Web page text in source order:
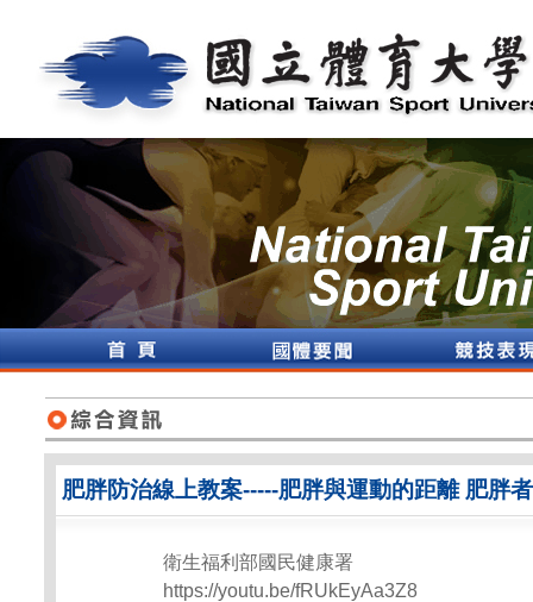
肥胖防治線上教案-----肥胖與運動的距離 肥胖
衛生福利部國民健康署
https://youtu.be/fRUkEyAa3Z8